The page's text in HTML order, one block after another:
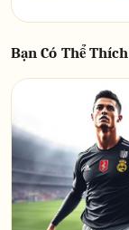
Bạn Có Thể Thích